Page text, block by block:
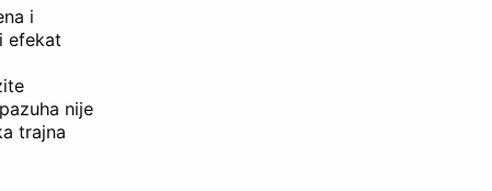
i
efekat
nije
trajna